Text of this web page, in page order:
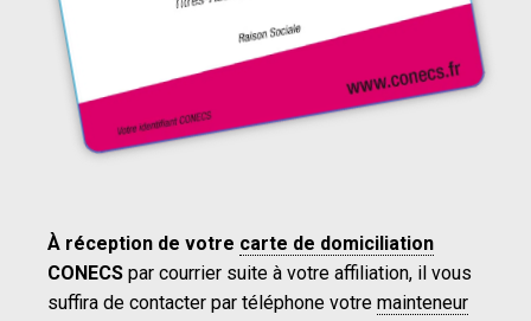
À réception de votre carte de domiciliation
CONECS par courrier suite à votre affiliation, il vous
suffira de contacter par téléphone votre mainteneur